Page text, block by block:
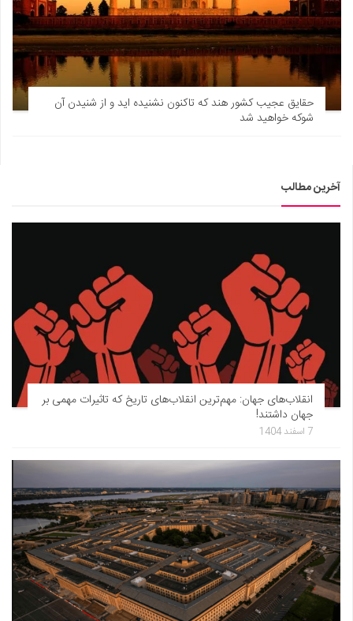
حقایق عجیب کشور هند که تاکنون نشنیده اید و از شنیدن آن
شوکه خواهید شد
آخرین مطالب
انقلاب‌های جهان: مهم‌ترین انقلاب‌های تاریخ که تاثیرات مهمی بر
جهان داشتند!
7 اسفند 1404